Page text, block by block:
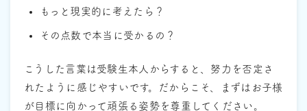
もっと現実的に考えたら？
その点数で本当に受かるの？
こうした言葉は受験生本人からすると、努力を否定さ
れたように感じやすいです。だからこそ、まずはお子様
が目標に向かって頑張る姿勢を尊重してください。